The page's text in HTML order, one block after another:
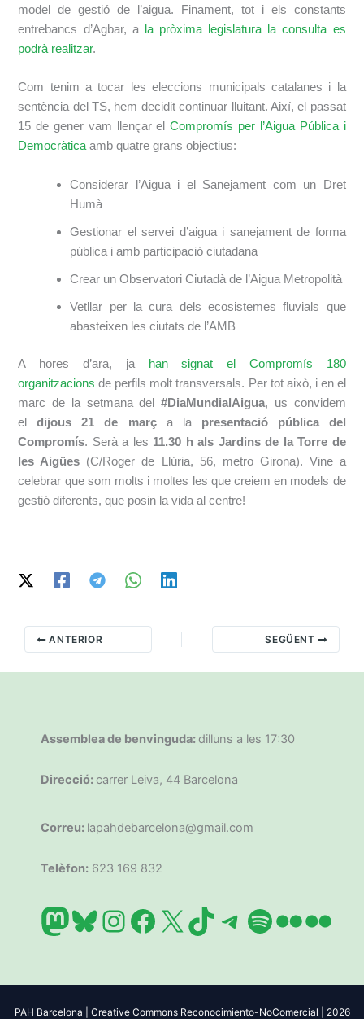
model de gestió de l’aigua. Finament, tot i els constants
entrebancs d’Agbar, ala pròxima legislatura la consulta es
podrà realitzar.
Com tenim a tocar les eleccions municipals catalanes i la
sentència del TS, hem decidit continuar lluitant. Així, el passat
15 de gener vam llençar elCompromís per l’Aigua Pública i
Democràticaamb quatre grans objectius:
Considerar l’Aigua i el Sanejament com un Dret
Humà
Gestionar el servei d’aigua i sanejament de forma
pública i amb participació ciutadana
Crear un Observatori Ciutadà de l’Aigua Metropolità
Vetllar per la cura dels ecosistemes fluvials que
abasteixen les ciutats de l’AMB
A hores d’ara, ja
han signat el Compromís 180
organitzacions de perfils molt transversals. Per tot això, i en el
marc de la setmana del#DiaMundialAigua, us convidem
eldijous 21 de marça la presentació pública del
Compromís. Serà a les 11.30 h als Jardins de la Torre de
les Aigües (C/Roger de Llúria, 56, metro Girona). Vine a
celebrar que som molts i moltes les que creiem en models de
gestió diferents, que posin la vida al centre!
ANTERIOR SEGÜENT
Assemblea de benvinguda: dilluns a les 17:30
Direcció: carrer Leiva, 44 Barcelona
Correu: lapahdebarcelona@gmail.com
Telèfon: 623 169 832
Mastodon
Bluesky
Instagram
Facebook
X TikTok
Telegram
Spotify
Flickr
PAH Barcelona | Creative Commons Reconocimiento-NoComercial | 2026